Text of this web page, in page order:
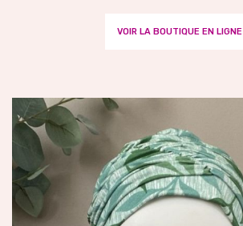
VOIR LA BOUTIQUE EN LIGNE